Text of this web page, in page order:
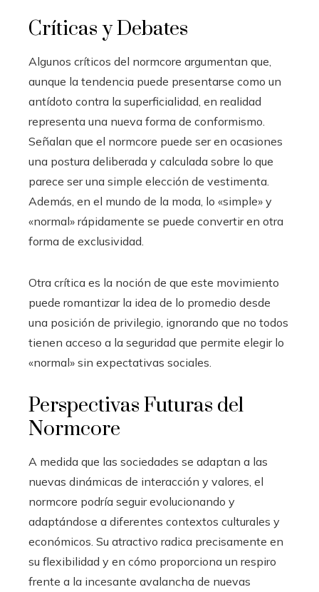
Críticas y Debates
Algunos críticos del normcore argumentan que,
aunque la tendencia puede presentarse como un
antídoto contra la superficialidad, en realidad
representa una nueva forma de conformismo.
Señalan que el normcore puede ser en ocasiones
una postura deliberada y calculada sobre lo que
parece ser una simple elección de vestimenta.
Además, en el mundo de la moda, lo «simple» y
«normal» rápidamente se puede convertir en otra
forma de exclusividad.
Otra crítica es la noción de que este movimiento
puede romantizar la idea de lo promedio desde
una posición de privilegio, ignorando que no todos
tienen acceso a la seguridad que permite elegir lo
«normal» sin expectativas sociales.
Perspectivas Futuras del
Normcore
A medida que las sociedades se adaptan a las
nuevas dinámicas de interacción y valores, el
normcore podría seguir evolucionando y
adaptándose a diferentes contextos culturales y
económicos. Su atractivo radica precisamente en
su flexibilidad y en cómo proporciona un respiro
frente a la incesante avalancha de nuevas